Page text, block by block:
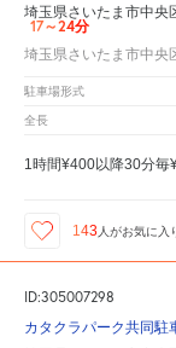
埼玉県さいたま市中央
17～24分
埼玉県さいたま市中央
駐車場形式
全長
1時間¥400以降30分毎
143 人がお気に入
ID:305007298
カタクラパーク共同駐